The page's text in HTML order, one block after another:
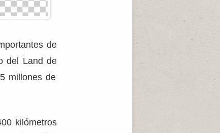
de
del Land de
millones de
kilómetros